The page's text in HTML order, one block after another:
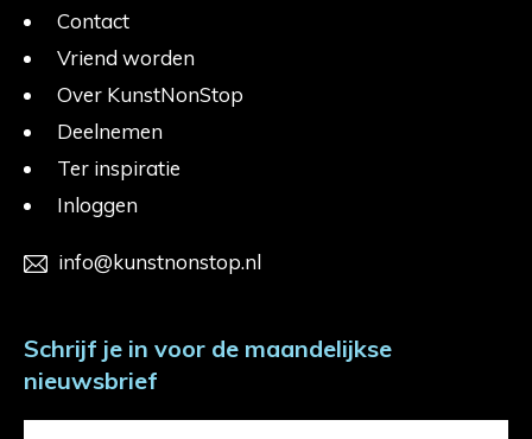
Contact
Vriend worden
Over KunstNonStop
Deelnemen
Ter inspiratie
Inloggen
info@kunstnonstop.nl
Schrijf je in voor de maandelijkse
nieuwsbrief